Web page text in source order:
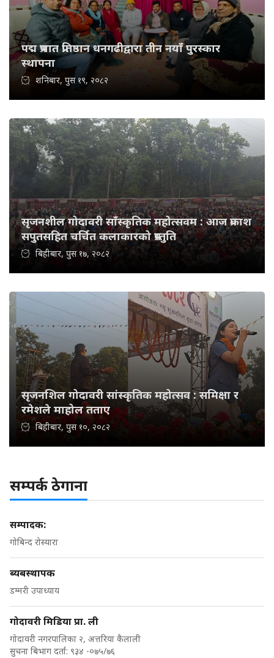
पद्म प्रभात प्रतिष्ठान धनगढीद्वारा तीन नयाँ पुरस्कार
स्थापना
शनिबार, पुस १९, २०८२
सृजनशील गोदावरी साँस्कृतिक महोत्सवम : आज प्रकाश
सपुतसहित चर्चित कलाकारको प्रस्तुति
बिहीबार, पुस १७, २०८२
सृजनशिल गोदावरी सांस्कृतिक महोत्सव : समिक्षा र
रमेशले माहोल तताए
बिहीबार, पुस १०, २०८२
सम्पर्क ठेगाना
सम्पादक:
गोबिन्द रोस्यारा
ब्यबस्थापक
डम्मरी उपाध्याय
गोदावरी मिडिया प्रा. ली
गोदावरी नगरपालिका २, अत्तरिया कैलाली
सुचना बिभाग दर्ता: ९३४ -०७५/७६